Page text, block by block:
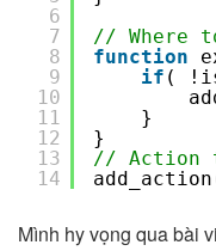
6
7
8
9
10
11
12
13
14
// Where
function
if (
}
}
// Action
Mình hy vọng qua bài